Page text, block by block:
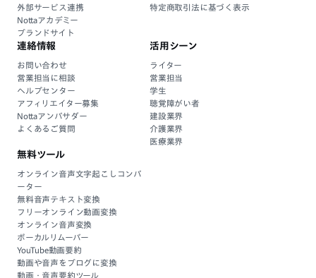
外部サービス連携
Nottaアカデミー
ブランドサイト
特定商取引法に基づく表示
連絡情報
お問い合わせ
営業担当に相談
ヘルプセンター
アフィリエイター募集
Nottaアンバサダー
よくあるご質問
活用シーン
ライター
営業担当
学生
聴覚障がい者
建設業界
介護業界
医療業界
無料ツール
オンライン音声文字起こしコンバ
ーター
無料音声テキスト変換
フリーオンライン動画変換
オンライン音声変換
ボーカルリムーバー
YouTube動画要約
動画や音声をブログに変換
動画・音声要約ツール